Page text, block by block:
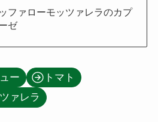
ファローモッツァレラのカプ
ゼ
ー
トマト
ァレラ